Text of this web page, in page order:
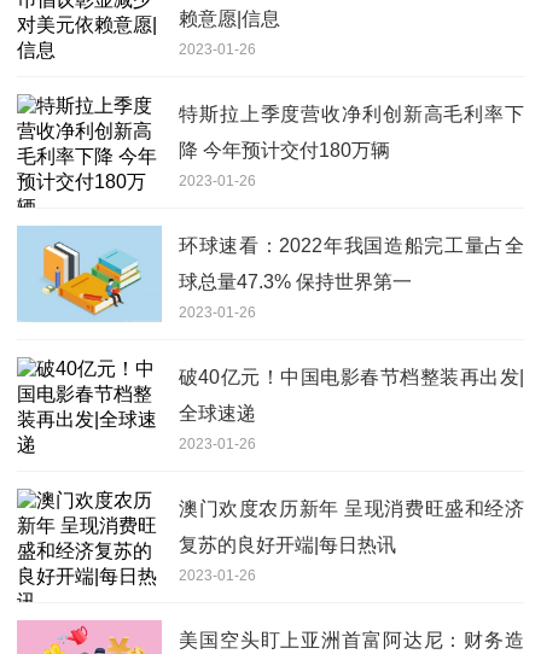
赖意愿|信息
2023-01-26
特斯拉上季度营收净利创新高毛利率下
降 今年预计交付180万辆
2023-01-26
环球速看：2022年我国造船完工量占全
球总量47.3% 保持世界第一
2023-01-26
破40亿元！中国电影春节档整装再出发|
全球速递
2023-01-26
澳门欢度农历新年 呈现消费旺盛和经济
复苏的良好开端|每日热讯
2023-01-26
美国空头盯上亚洲首富阿达尼：财务造